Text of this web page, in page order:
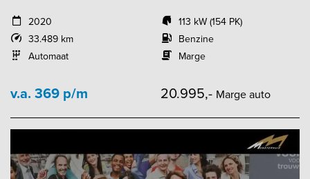
2020
33.489 km
Automaat
113 kW (154 PK)
Benzine
Marge
v.a. 369 p/m 20.995,- Marge auto